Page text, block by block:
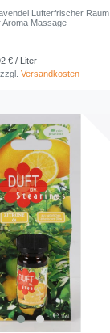
Lufterfrischer Raum
Aroma Massage
€ / Liter
zzgl.Versandkosten